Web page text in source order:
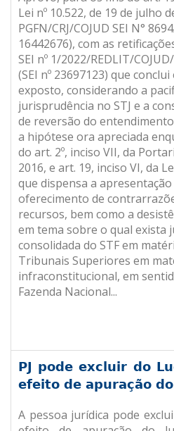
Lei nº 10.522, de 19 de julho
PGFN/CRJ/COJUD SEI N°
16442676), com as
SEI nº 1/2022/REDLIT/
(SEI nº 23697123) que
exposto, considerando a
jurisprudência no STJ e a
de reversão do
a hipótese ora apreciada
do art. 2º, inciso VII, da
2016, e art. 19, inciso VI, da
que dispensa a
oferecimento de
recursos, bem como a
em tema sobre o qual exista
consolidada do STF em
Tribunais Superiores em
infraconstitucional, em
Fazenda Nacional...
PJ pode excluir do
efeito de apuração
A pessoa jurídica pode